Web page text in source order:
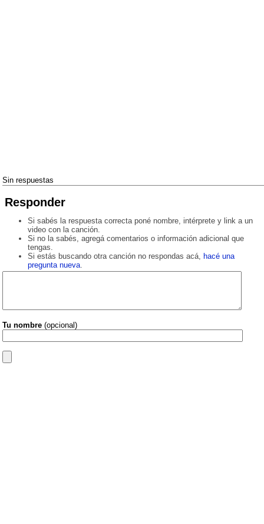
Sin respuestas
Responder
Si sabés la respuesta correcta poné nombre, intérprete y link a un
video con la canción.
Si no la sabés, agregá comentarios o información adicional que
tengas.
Si estás buscando otra canción no respondas acá, hacé una
pregunta nueva.
Tu nombre (opcional)